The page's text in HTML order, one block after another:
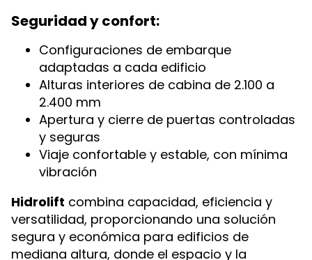
Seguridad y confort:
Configuraciones de embarque
adaptadas a cada edificio
Alturas interiores de cabina de 2.100 a
2.400 mm
Apertura y cierre de puertas controladas
y seguras
Viaje confortable y estable, con mínima
vibración
Hidrolift combina capacidad, eficiencia y
versatilidad, proporcionando una solución
segura y económica para edificios de
mediana altura, donde el espacio y la